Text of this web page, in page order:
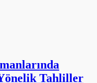
Tahliller